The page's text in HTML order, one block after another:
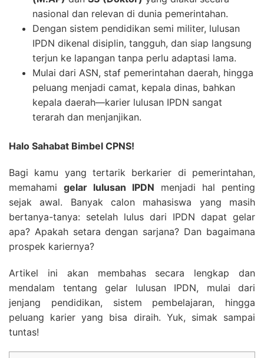
nasional dan relevan di dunia pemerintahan.
Dengan sistem pendidikan semi militer, lulusan
IPDN dikenal disiplin, tangguh, dan siap langsung
terjun ke lapangan tanpa perlu adaptasi lama.
Mulai dari ASN, staf pemerintahan daerah, hingga
peluang menjadi camat, kepala dinas, bahkan
kepala daerah—karier lulusan IPDN sangat
terarah dan menjanjikan.
Halo Sahabat Bimbel CPNS!
Bagi kamu yang tertarik berkarier di pemerintahan,
memahami gelar lulusan IPDN menjadi hal penting
sejak awal. Banyak calon mahasiswa yang masih
bertanya-tanya: setelah lulus dari IPDN dapat gelar
apa? Apakah setara dengan sarjana? Dan bagaimana
prospek kariernya?
Artikel ini akan membahas secara lengkap dan
mendalam tentang gelar lulusan IPDN, mulai dari
jenjang pendidikan, sistem pembelajaran, hingga
peluang karier yang bisa diraih. Yuk, simak sampai
tuntas!